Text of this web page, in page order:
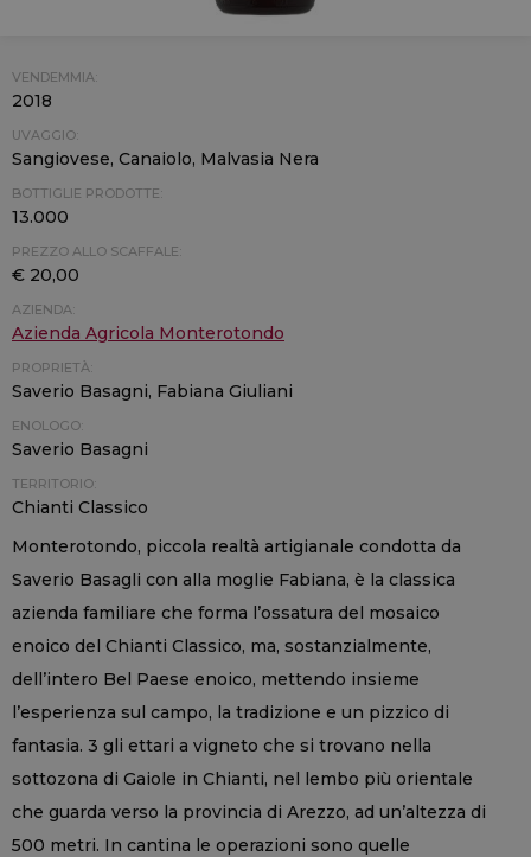
VENDEMMIA:
2018
UVAGGIO:
Sangiovese, Canaiolo, Malvasia Nera
BOTTIGLIE PRODOTTE:
13.000
PREZZO ALLO SCAFFALE:
€ 20,00
AZIENDA:
Azienda Agricola Monterotondo
PROPRIETÀ:
Saverio Basagni, Fabiana Giuliani
ENOLOGO:
Saverio Basagni
TERRITORIO:
Chianti Classico
Monterotondo, piccola realtà artigianale condotta da
Saverio Basagli con alla moglie Fabiana, è la classica
azienda familiare che forma l’ossatura del mosaico
enoico del Chianti Classico, ma, sostanzialmente,
dell’intero Bel Paese enoico, mettendo insieme
l’esperienza sul campo, la tradizione e un pizzico di
fantasia. 3 gli ettari a vigneto che si trovano nella
sottozona di Gaiole in Chianti, nel lembo più orientale
che guarda verso la provincia di Arezzo, ad un’altezza di
500 metri. In cantina le operazioni sono quelle